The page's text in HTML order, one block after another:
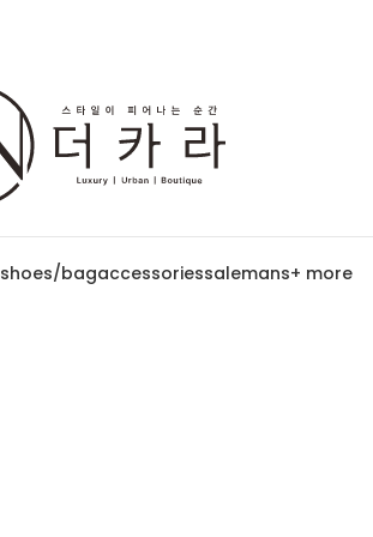
shoes/bagaccessoriessalemans+ more